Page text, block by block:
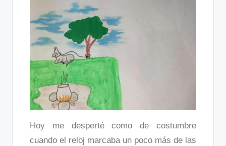
Hoy me desperté como de costumbre
cuando el reloj marcaba un poco más de las